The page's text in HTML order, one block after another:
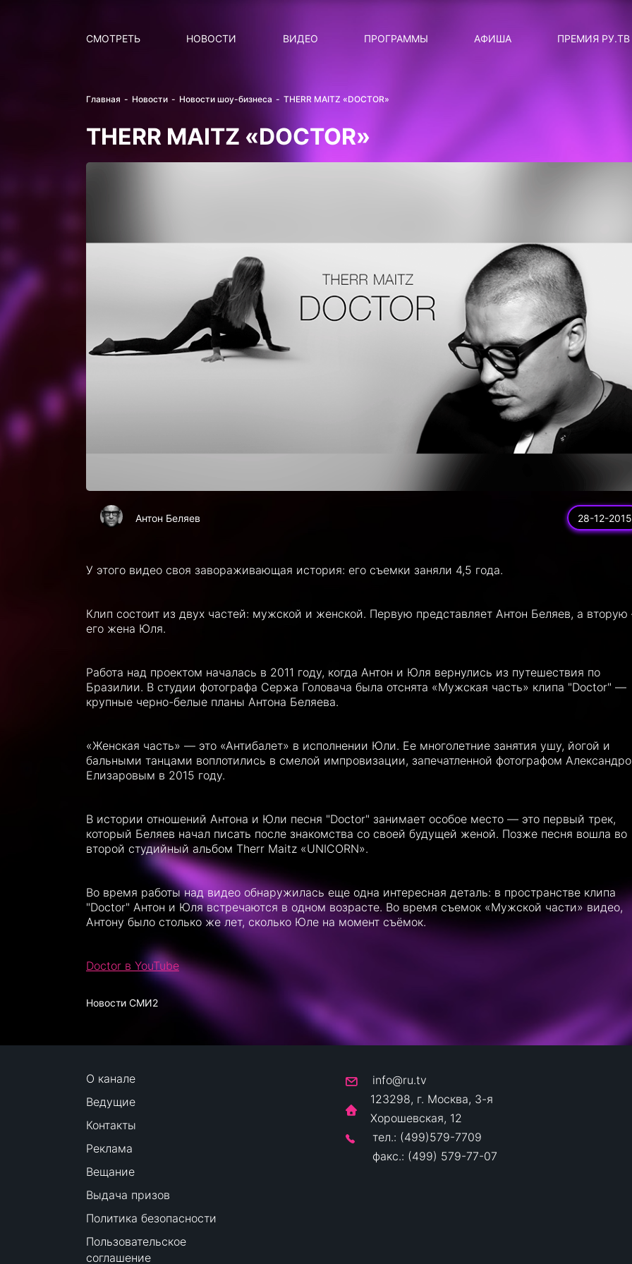
СМОТРЕТЬ НОВОСТИ
ВИДЕО
ПРОГРАММЫ
СТАТУС: В СЕТИ
АФИША ПРЕМИЯ РУ.ТВ
Главная Новости Новости шоу-бизнеса THERR MAITZ «DOCTOR»
THERR MAITZ «DOCTOR»
Антон Беляев 28-12-2015
У этого видео своя завораживающая история: его съемки заняли 4,5 года.
Клип состоит из двух частей: мужской и женской. Первую представляет Антон Беляев, а
его жена Юля.
Работа над проектом началась в 2011 году, когда Антон и Юля вернулись из путешествия по
Бразилии. В студии фотографа Сержа Головача была отснята «Мужская часть» клипа "Doctor" —
крупные черно-белые планы Антона Беляева.
«Женская часть» — это «Антибалет» в исполнении Юли. Ее многолетние занятия ушу, йогой и
бальными танцами воплотились в смелой импровизации, запечатленной фотографом
Елизаровым в 2015 году.
В истории отношений Антона и Юли песня "Doctor" занимает особое место — это первый трек,
который Беляев начал писать после знакомства со своей будущей женой. Позже песня вошла во
второй студийный альбом Therr Maitz «UNICORN».
Во время работы над видео обнаружилась еще одна интересная деталь: в пространстве клипа
"Doctor" Антон и Юля встречаются в одном возрасте. Во время съемок «Мужской части» видео,
Антону было столько же лет, сколько Юле на момент съёмок.
Doctor в YouTube
Новости СМИ2
О канале
Ведущие
Контакты
Реклама
Вещание
Выдача призов
Политика безопасности
Пользовательское
соглашение
info@ru.tv
123298, г. Москва, 3-я
Хорошевская, 12
тел.: (499)579-7709
факс.: (499) 579-77-07